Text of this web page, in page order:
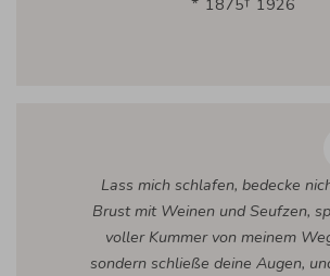
1875
1926
Lass mich schlafen, bedecke
Brust mit Weinen und Seufzen,
voller Kummer von meinem
sondern schließe deine Augen,